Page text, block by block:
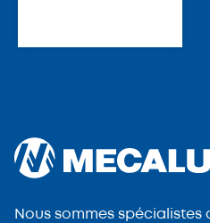
Nous sommes spécialistes